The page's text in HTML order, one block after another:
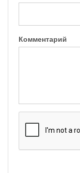
Комментарий